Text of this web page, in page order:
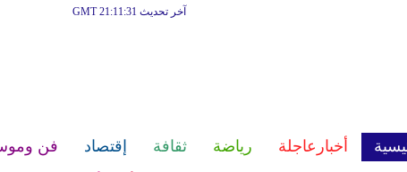
آخر تحديث GMT 21:11:31
أخبارعاجلة رياضة ثقافة إقتصاد فن